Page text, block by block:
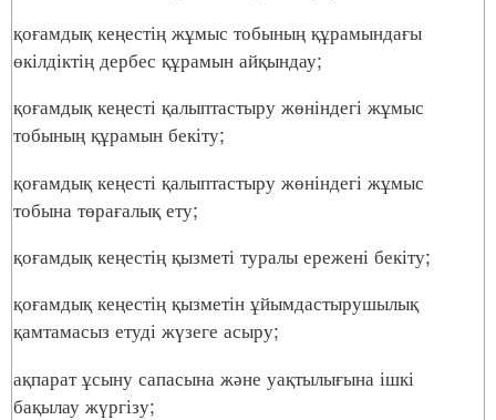
қоғамдық кеңестің жұмыс тобының құрамындағы
өкілдіктің дербес құрамын айқындау;
қоғамдық кеңесті қалыптастыру жөніндегі жұмыс
тобының құрамын бекіту;
қоғамдық кеңесті қалыптастыру жөніндегі жұмыс
тобына төрағалық ету;
қоғамдық кеңестің қызметі туралы ережені бекіту;
қоғамдық кеңестің қызметін ұйымдастырушылық
қамтамасыз етуді жүзеге асыру;
ақпарат ұсыну сапасына және уақтылығына ішкі
бақылау жүргізу;